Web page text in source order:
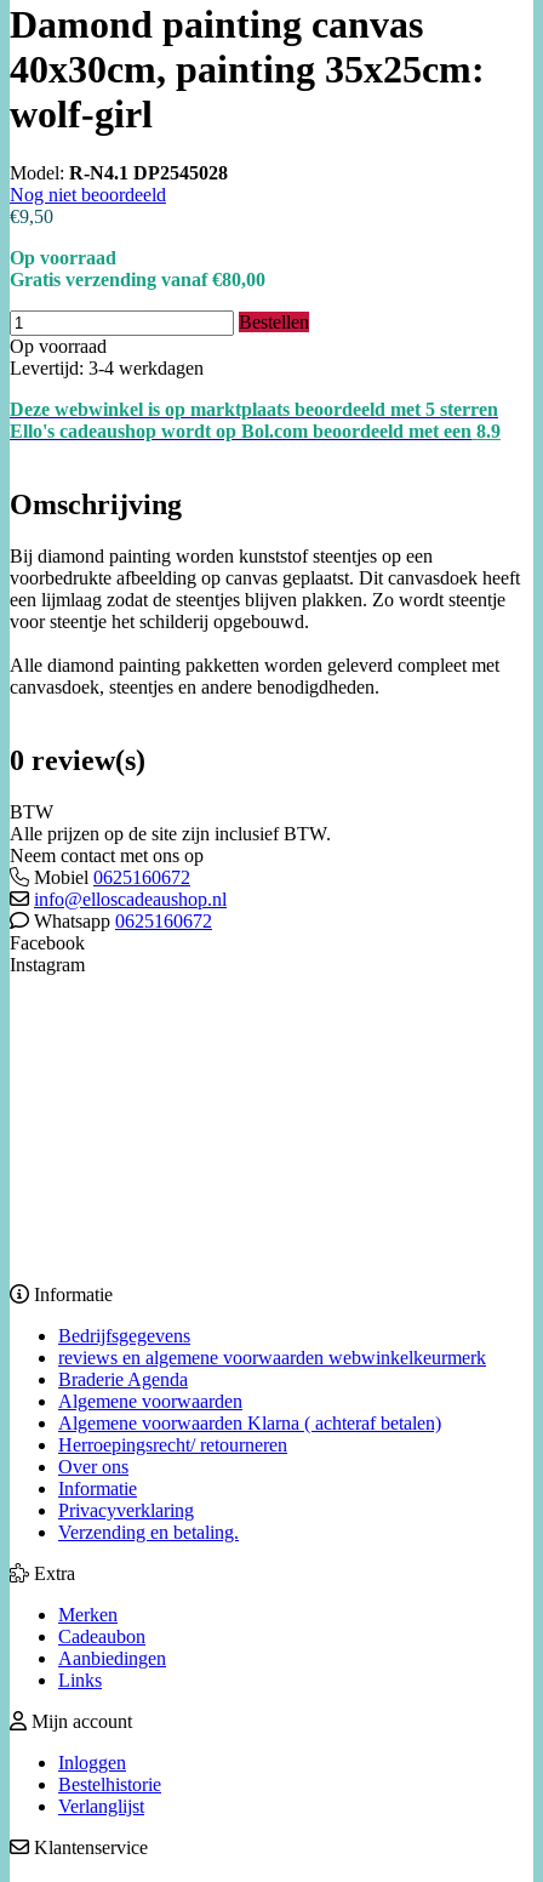
Damond painting canvas
40x30cm, painting 35x25cm:
wolf-girl
Model: R-N4.1 DP2545028
Nog niet beoordeeld
€9,50
Op voorraad
Gratis verzending vanaf €80,00
Bestellen
Op voorraad
Levertijd: 3-4 werkdagen
Deze webwinkel is op marktplaats beoordeeld met 5 sterren
Ello's cadeaushop wordt op Bol.com beoordeeld met een 8.9
Omschrijving
Bij diamond painting worden kunststof steentjes op een
voorbedrukte afbeelding op canvas geplaatst. Dit canvasdoek heeft
een lijmlaag zodat de steentjes blijven plakken. Zo wordt steentje
voor steentje het schilderij opgebouwd.
Alle diamond painting pakketten worden geleverd compleet met
canvasdoek, steentjes en andere benodigdheden.
0 review(s)
BTW
Alle prijzen op de site zijn inclusief BTW.
Neem contact met ons op
Mobiel 0625160672
info@elloscadeaushop.nl
Whatsapp 0625160672
Facebook
Instagram
Informatie
Bedrijfsgegevens
reviews en algemene voorwaarden webwinkelkeurmerk
Braderie Agenda
Algemene voorwaarden
Algemene voorwaarden Klarna ( achteraf betalen)
Herroepingsrecht/ retourneren
Over ons
Informatie
Privacyverklaring
Verzending en betaling.
Extra
Merken
Cadeaubon
Aanbiedingen
Links
Mijn account
Inloggen
Bestelhistorie
Verlanglijst
Klantenservice